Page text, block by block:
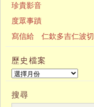
珍貴影音
度眾事蹟
寫信給 仁欽多吉仁波切
歷史檔案
搜尋